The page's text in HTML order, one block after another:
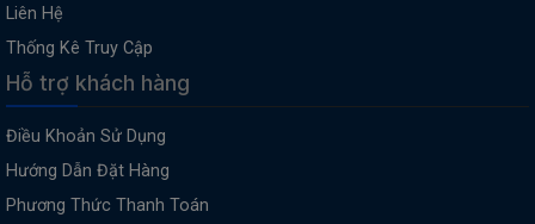
Liên Hệ
Thống Kê Truy Cập
Hỗ trợ khách hàng
Điều Khoản Sử Dụng
Hướng Dẫn Đặt Hàng
Phương Thức Thanh Toán